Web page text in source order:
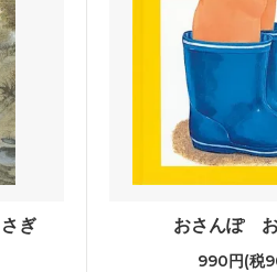
ぎ おさんぽ
990円(税